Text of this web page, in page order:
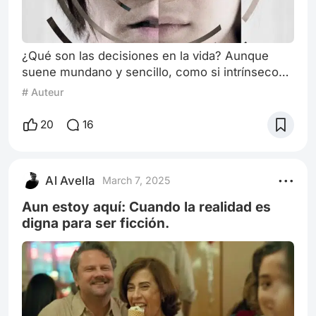
¿Qué son las decisiones en la vida? Aunque
suene mundano y sencillo, como si intrínseco
estuviera en nosotros, debo confesar que es
pesar de que no lo parezca, siempre estamos
colocaré mañana o, en ese mismo instante, al
tomar la primera que ves porque se te hizo tarde
# Auteur
20 16
Al Avella March 7, 2025
Aun estoy aquí: Cuando la realidad es
digna para ser ficción.